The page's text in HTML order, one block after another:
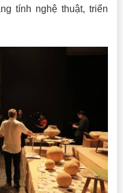
tính nghệ thuật, triển